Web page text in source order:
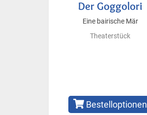
Der Goggolori
Eine bairische Mär
Theaterstück
Bestelloptionen